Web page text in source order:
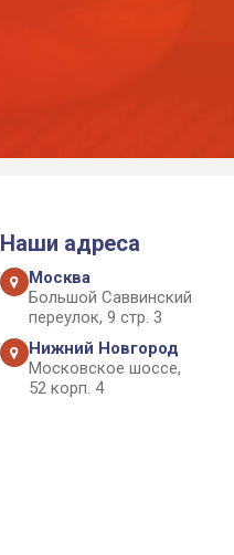
Наши адреса
Москва
Большой Саввинский
переулок, 9 стр. 3
Нижний Новгород
Московское шоссе,
52 корп. 4